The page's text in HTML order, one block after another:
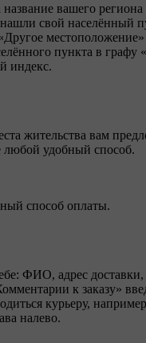
вашего
свой населённый
пункта в графу
индекс.
жительства вам
любой удобный способ.
способ оплаты.
ФИО, адрес
к заказу»
курьеру,
налево.